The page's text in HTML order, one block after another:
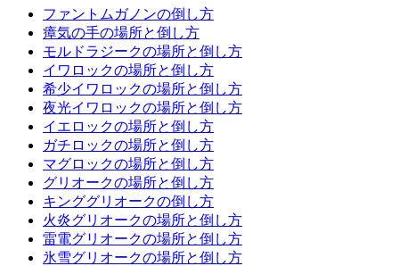
ファントムガノンの倒し方
瘴気の手の場所と倒し方
モルドラジークの場所と倒し方
イワロックの場所と倒し方
希少イワロックの場所と倒し方
夜光イワロックの場所と倒し方
イエロックの場所と倒し方
ガチロックの場所と倒し方
マグロックの場所と倒し方
グリオークの場所と倒し方
キンググリオークの倒し方
火炎グリオークの場所と倒し方
雷電グリオークの場所と倒し方
氷雪グリオークの場所と倒し方